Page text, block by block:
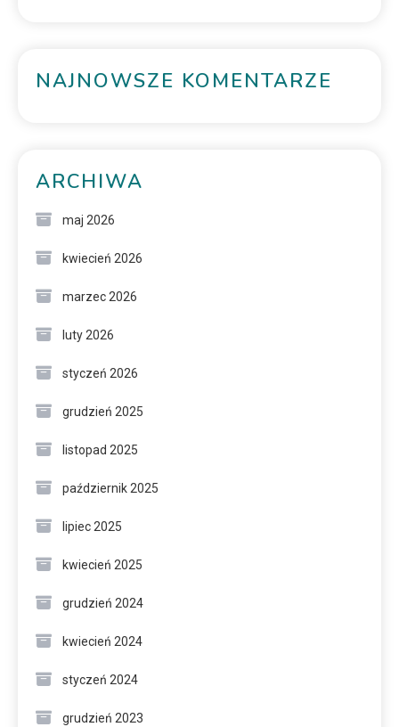
NAJNOWSZE KOMENTARZE
ARCHIWA
maj 2026
kwiecień 2026
marzec 2026
luty 2026
styczeń 2026
grudzień 2025
listopad 2025
październik 2025
lipiec 2025
kwiecień 2025
grudzień 2024
kwiecień 2024
styczeń 2024
grudzień 2023